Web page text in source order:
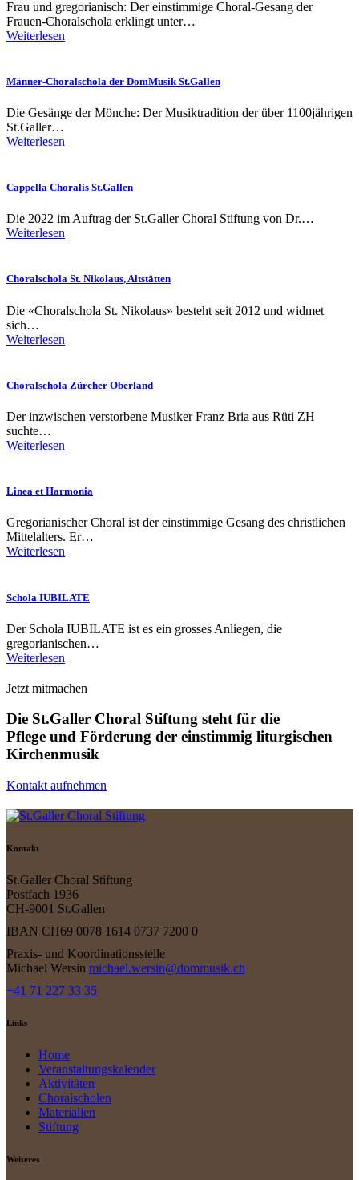
Frau und gregorianisch: Der einstimmige Choral-Gesang der
Frauen-Choralschola erklingt unter…
Weiterlesen
Männer-Choralschola der DomMusik St.Gallen
Die Gesänge der Mönche: Der Musiktradition der über 1100jährigen
St.Galler…
Weiterlesen
Cappella Choralis St.Gallen
Die 2022 im Auftrag der St.Galler Choral Stiftung von Dr.…
Weiterlesen
Choralschola St. Nikolaus, Altstätten
Die «Choralschola St. Nikolaus» besteht seit 2012 und widmet
sich…
Weiterlesen
Choralschola Zürcher Oberland
Der inzwischen verstor­bene Musiker Franz Bria aus Rüti ZH
suchte…
Weiterlesen
Linea et Harmonia
Gregorianischer Choral ist der einstimmige Gesang des christlichen
Mittelalters. Er…
Weiterlesen
Schola IUBILATE
Der Schola IUBILATE ist es ein grosses Anliegen, die
gregorianischen…
Weiterlesen
Jetzt mitmachen
Die St.Galler Choral Stiftung steht für die
Pflege und Förderung der einstimmig liturgischen
Kirchenmusik
Kontakt aufnehmen
Kontakt
St.Galler Choral Stiftung
Postfach 1936
CH-9001 St.Gallen
IBAN CH69 0078 1614 0737 7200 0
Praxis- und Koordinationsstelle
Michael Wersin michael.wersin@dommusik.ch
+41 71 227 33 35
Links
Home
Veranstaltungskalender
Aktivitäten
Choralscholen
Materialien
Stiftung
Weiteres